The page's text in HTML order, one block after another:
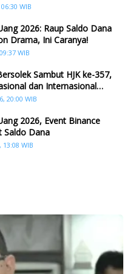
WIB
2026: Raup Saldo Dana
Drama, Ini Caranya!
WIB
Sambut HJK ke-357,
dan Internasional
20:00 WIB
2026, Event Binance
Saldo Dana
13:08 WIB